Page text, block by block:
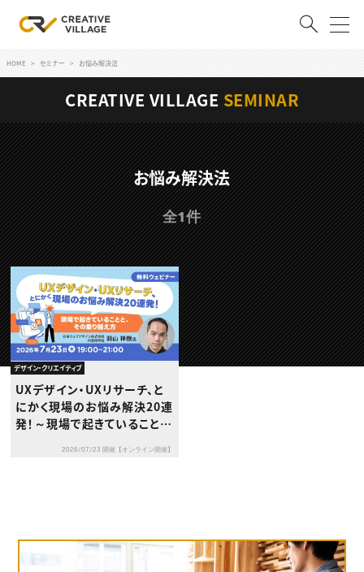
ログイン 会員登録
RECRUIT
クリエイター求人を探す
CREATIVE JOB求人検索
特集求人
採用説明会
転職支援サービス
CONTENTS
スキルアップしたい！
スキルアップしたい！ トップ
デザイン
プログラミング
動画配信・映像制作
編集・ライティング
マーケティング
ディレクション
業界解説・キャリア事情
お役立ち基礎知識
TOP Creator’s コラム
TOP Creator’s コラム トップ
Webクリエイター
アプリクリエイター
ゲームクリエイター
映像クリエイター
マーケッター
クリエイターインタビュー
セミナー
ニュース・トレンド
ニュース・トレンド トップ
HOME セミナー お悩み解決法
CREATIVE VILLAGE SEMINAR
お悩み解決法
全1件
デザイン・クリエイティブ
UXデザイン・UXリサーチ、と
にかく現場のお悩み解決20連
発！～現場で起きていること
2026/07/23 開催【オンライン開催】